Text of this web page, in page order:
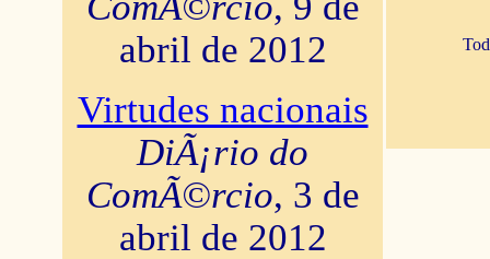
abril de 2012
Virtudes nacionais
DiÃ¡rio do
ComÃ©rcio, 3 de
abril de 2012